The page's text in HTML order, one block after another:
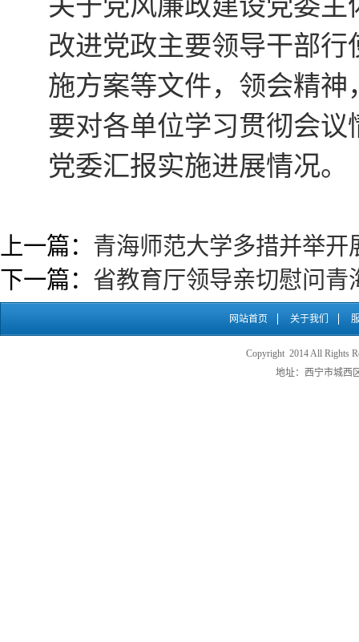
关于党风廉政建设党委
改进党政主要领导干部
施方案等文件，领会精
要对各单位学习贯彻会
党委汇报实施进展情况。
上一篇： 青海师范大学多措并举开
下一篇： 省教育厅领导亲切慰问
网站首页 关于我们
Copyright 2014 All Rights
地址：西宁市城西